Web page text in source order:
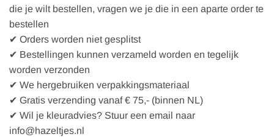
die je wilt bestellen, vragen we je die in een aparte order te
bestellen
✔ Orders worden niet gesplitst
✔ Bestellingen kunnen verzameld worden en tegelijk
worden verzonden
✔ We hergebruiken verpakkingsmateriaal
✔ Gratis verzending vanaf € 75,- (binnen NL)
✔ Wil je kleuradvies? Stuur een email naar
info@hazeltjes.nl